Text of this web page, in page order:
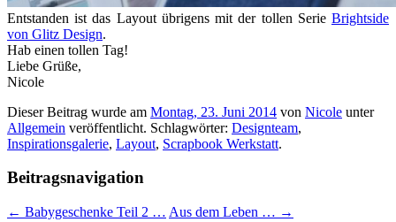
Entstanden ist das Layout übrigens mit der tollen Serie Brightside
von Glitz Design.
Hab einen tollen Tag!
Liebe Grüße,
Nicole
Dieser Beitrag wurde am Montag, 23. Juni 2014 von Nicole unter
Allgemein veröffentlicht. Schlagwörter: Designteam,
Inspirationsgalerie, Layout, Scrapbook Werkstatt.
Beitragsnavigation
← Babygeschenke Teil 2 … Aus dem Leben … →